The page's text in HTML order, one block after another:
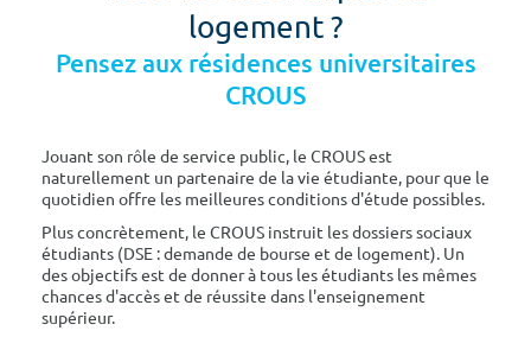
logement ?
Pensez aux résidences universitaires
CROUS
Jouant son rôle de service public, le CROUS est
naturellement un partenaire de la vie étudiante, pour que le
quotidien offre les meilleures conditions d'étude possibles.
Plus concrètement, le CROUS instruit les dossiers sociaux
étudiants (DSE : demande de bourse et de logement). Un
des objectifs est de donner à tous les étudiants les mêmes
chances d'accès et de réussite dans l'enseignement
supérieur.